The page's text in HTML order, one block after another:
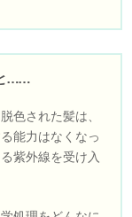
と……
色された髪は、
能力はなくなっ
紫外線を受け入